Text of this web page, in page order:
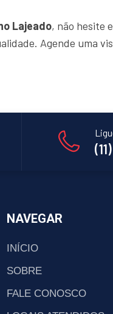
Lajeado, não hesite
Agende uma
NAVEGAR
INÍCIO
SOBRE
FALE CONOSCO